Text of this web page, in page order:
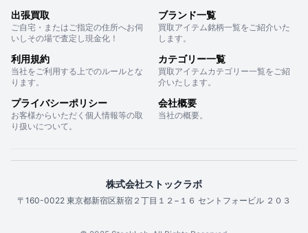
出張買取
ご自宅・またはご指定の住所へお伺
いしその場で査定し現金化！
ブランド一覧
買取アイテム銘柄一覧をご紹介いた
します。
利用規約
当社をご利用する上でのルールとな
ります。
カテゴリー一覧
買取アイテムカテゴリー一覧をご紹
介いたします。
プライバシーポリシー
お客様からいただく個人情報等の取
り扱いについて。
会社概要
当社の概要。
株式会社ストックラボ
〒160-0022 東京都新宿区新宿２丁目１２−１６ セントフォービル ２０３